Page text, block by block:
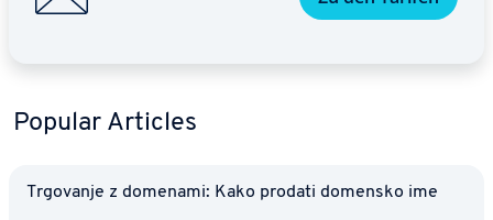
Popular Articles
Trgovanje z domenami: Kako prodati domensko ime